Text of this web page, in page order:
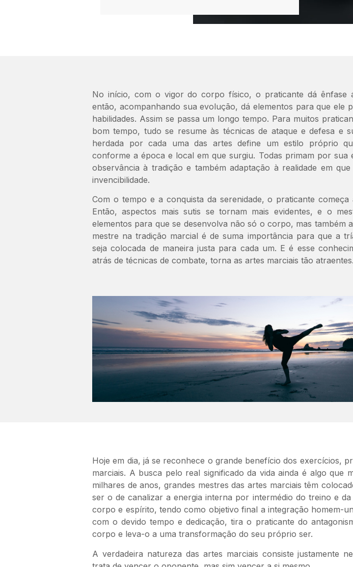
No início, com o vigor do corpo físico, o praticante dá ênfase
então, acompanhando sua evolução, dá elementos para que ele
habilidades. Assim se passa um longo tempo. Para muitos
bom tempo, tudo se resume às técnicas de ataque e defesa e
herdada por cada uma das artes define um estilo próprio
conforme a época e local em que surgiu. Todas primam por sua
observância à tradição e também adaptação à realidade em
invencibilidade.
Com o tempo e a conquista da serenidade, o praticante começa
Então, aspectos mais sutis se tornam mais evidentes, e o
elementos para que se desenvolva não só o corpo, mas também
mestre na tradição marcial é de suma importância para que a
seja colocada de maneira justa para cada um. E é esse
atrás de técnicas de combate, torna as artes marciais tão atraentes.
Hoje em dia, já se reconhece o grande benefício dos exercícios,
marciais. A busca pelo real significado da vida ainda é algo que
milhares de anos, grandes mestres das artes marciais têm
ser o de canalizar a energia interna por intermédio do treino e
corpo e espírito, tendo como objetivo final a integração homem-
com o devido tempo e dedicação, tira o praticante do
corpo e leva-o a uma transformação do seu próprio ser.
A verdadeira natureza das artes marciais consiste justamente